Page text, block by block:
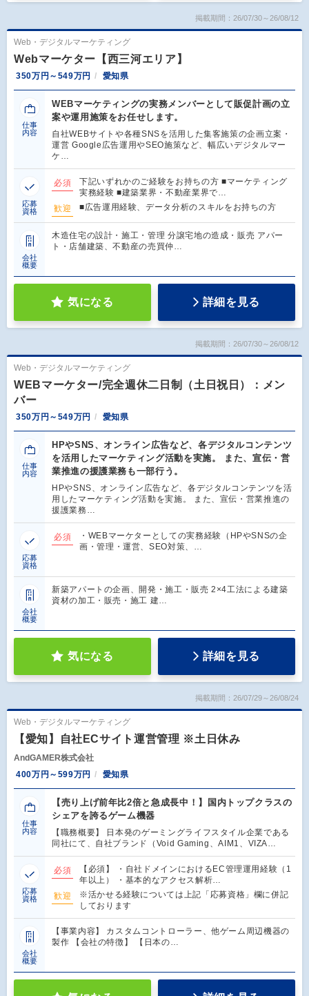
掲載期間：26/07/30～26/08/12
Web・デジタルマーケティング
Webマーケター【西三河エリア】
350万円～549万円 愛知県
仕事
内容
WEBマーケティングの実務メンバーとして販促計画の立
案や運用施策をお任せします。
自社WEBサイトや各種SNSを活用した集客施策の企画立案・
運営 Google広告運用やSEO施策など、幅広いデジタルマー
ケ…
応募
資格
必須
下記いずれかのご経験をお持ちの方 ■マーケティング
実務経験 ■建築業界・不動産業界で…
歓迎
■広告運用経験、データ分析のスキルをお持ちの方
会社
概要
木造住宅の設計・施工・管理 分譲宅地の造成・販売 アパー
ト・店舗建築、不動産の売買仲…
気になる 詳細を見る
掲載期間：26/07/30～26/08/12
Web・デジタルマーケティング
WEBマーケター/完全週休二日制（土日祝日）：メン
バー
350万円～549万円 愛知県
仕事
内容
HPやSNS、オンライン広告など、各デジタルコンテンツ
を活用したマーケティング活動を実施。 また、宣伝・営
業推進の援護業務も一部行う。
HPやSNS、オンライン広告など、各デジタルコンテンツを活
用したマーケティング活動を実施。 また、宣伝・営業推進の
援護業務…
応募
資格
必須
・WEBマーケターとしての実務経験（HPやSNSの企
画・管理・運営、SEO対策、…
会社
概要
新築アパートの企画、開発・施工・販売 2×4工法による建築
資材の加工・販売・施工 建…
気になる 詳細を見る
掲載期間：26/07/29～26/08/24
Web・デジタルマーケティング
【愛知】自社ECサイト運営管理 ※土日休み
AndGAMER株式会社
400万円～599万円
愛知県
仕事
内容
【売り上げ前年比2倍と急成長中！】国内トップクラスの
シェアを誇るゲーム機器
【職務概要】 日本発のゲーミングライフスタイル企業である
同社にて、自社ブランド（Void Gaming、AIM1、VIZA…
応募
資格
必須
【必須】 ・自社ドメインにおけるEC管理運用経験（1
年以上） ・基本的なアクセス解析…
歓迎
※活かせる経験については上記「応募資格」欄に併記
しております
会社
概要
【事業内容】 カスタムコントローラー、他ゲーム周辺機器の
製作 【会社の特徴】 【日本の…